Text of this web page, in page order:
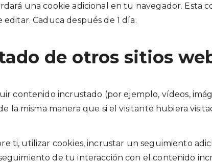
una cookie adicional en tu navegador. Esta
Caduca después de 1 día.
de otros sitios
contenido incrustado (por ejemplo, vídeos,
la misma manera que si el visitante hubiera
ti, utilizar cookies, incrustar un seguimiento
de tu interacción con el contenido